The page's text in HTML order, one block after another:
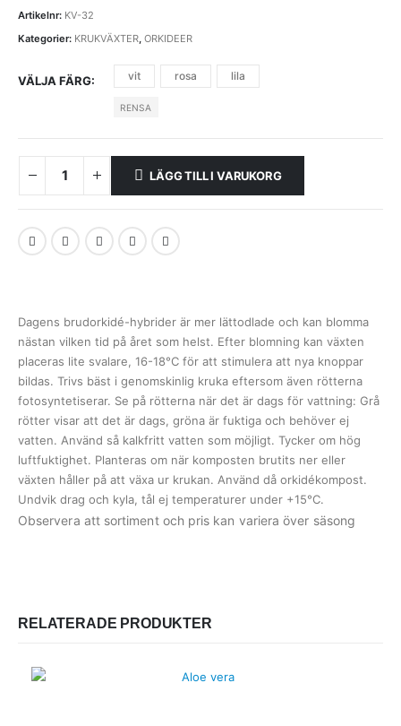
Artikelnr: KV-32
Kategorier: KRUKVÄXTER ORKIDEER
VÄLJA FÄRG vit rosa lila
RENSA
LÄGG TILL I VARUKORG
Dagens brudorkidé-hybrider är mer lättodlade och kan blomma
nästan vilken tid på året som helst. Efter blomning kan växten
placeras lite svalare, 16-18°C för att stimulera att nya knoppar
bildas. Trivs bäst i genomskinlig kruka eftersom även rötterna
fotosyntetiserar. Se på rötterna när det är dags för vattning: Grå
rötter visar att det är dags, gröna är fuktiga och behöver ej
vatten. Använd så kalkfritt vatten som möjligt. Tycker om hög
luftfuktighet. Planteras om när komposten brutits ner eller
växten håller på att växa ur krukan. Använd då orkidékompost.
Undvik drag och kyla, tål ej temperaturer under +15°C.
Observera att sortiment och pris kan variera över säsong
RELATERADE PRODUKTER